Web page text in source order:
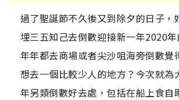
過了聖誕節不久後又到除夕的日子，
埋三五知己去倒數迎接新一年2020
年年都去商場或者尖沙咀海旁倒數覺
想去一個比較少人的地方？今次就為
年另類倒數好去處，包括在船上食自